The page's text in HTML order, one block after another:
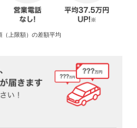
上限額）の差額平均